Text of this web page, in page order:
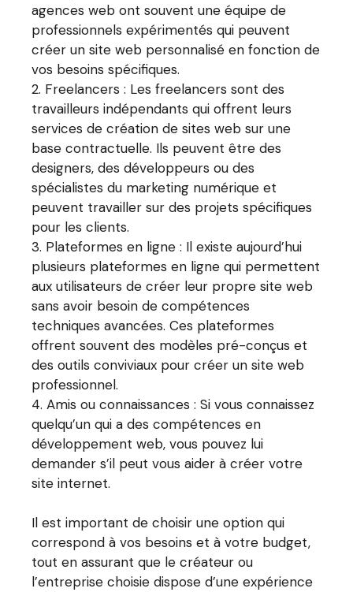
agences web ont souvent une équipe de
professionnels expérimentés qui peuvent
créer un site web personnalisé en fonction de
vos besoins spécifiques.
Freelancers : Les freelancers sont des
travailleurs indépendants qui offrent leurs
services de création de sites web sur une
base contractuelle. Ils peuvent être des
designers, des développeurs ou des
spécialistes du marketing numérique et
peuvent travailler sur des projets spécifiques
pour les clients.
Plateformes en ligne : Il existe aujourd’hui
plusieurs plateformes en ligne qui permettent
aux utilisateurs de créer leur propre site web
sans avoir besoin de compétences
techniques avancées. Ces plateformes
offrent souvent des modèles pré-conçus et
des outils conviviaux pour créer un site web
professionnel.
Amis ou connaissances : Si vous connaissez
quelqu’un qui a des compétences en
développement web, vous pouvez lui
demander s’il peut vous aider à créer votre
site internet.
Il est important de choisir une option qui
correspond à vos besoins et à votre budget,
tout en assurant que le créateur ou
l’entreprise choisie dispose d’une expérience